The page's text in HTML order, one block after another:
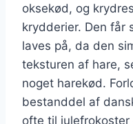
oksekød, og
krydderier. Den får
laves på, da den
teksturen af hare,
noget harekød.
bestanddel af
ofte til julefrokoster